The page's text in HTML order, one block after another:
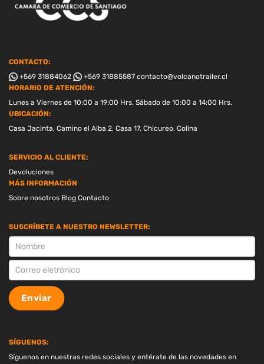
CONTACTO:
+569 31884062
+569 31885587 contacto@volcanotrailer.cl
HORARIO DE ATENCIÓN:
Lunes a Viernes de 10:00 a 19:00 Hrs. Sábado de 10:00 a 14:00 Hrs.
UBICACIÓN:
Casa Jacinta, Camino el Alba 2, Casa 17, Chicureo, Colina
SERVICIO AL CLIENTE:
Devoluciones
MÁS INFORMACIÓN
Sobre nosotros Blog Contacto
SUSCRÍBETE A NUESTRO NEWSLETTER:
SUSCRIPCION
Enviar
SÍGUENOS:
Síguenos en nuestras redes sociales y entérate de las novedades en